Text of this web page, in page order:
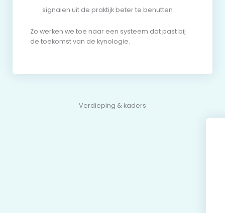
signalen uit de praktijk beter te benutten
Zo werken we toe naar een systeem dat past bij
de toekomst van de kynologie.
Verdieping & kaders